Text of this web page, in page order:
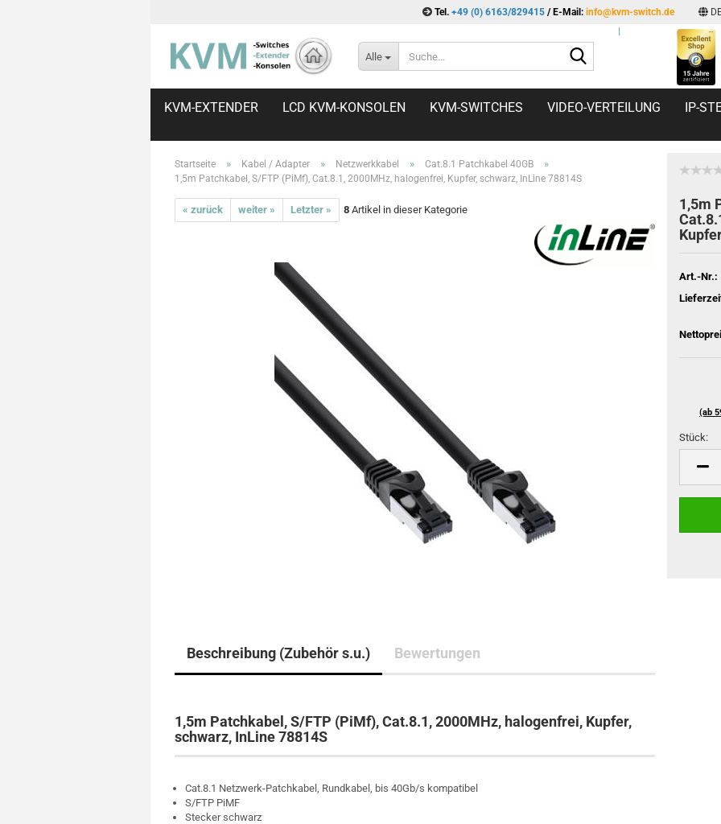
Tel. +49 (0) 6163/829415 / E-Mail: info@kvm-switch.de
Alle
KVM-EXTENDER LCD KVM-KONSOLEN KVM-SWITCHES VIDEO-VERTEILUNG IP-
Startseite » Kabel / Adapter » Netzwerkkabel » Cat.8.1 Patchkabel 40GB »
1,5m Patchkabel, S/FTP (PiMf), Cat.8.1, 2000MHz, halogenfrei, Kupfer, schwarz, InLine 78814S
« zurück weiter » Letzter » 8 Artikel in dieser Kategorie
1,5m
Art.-Nr.:
(ab
Stück:
Stück
Beschreibung (Zubehör s.u.) Bewertungen
1,5m Patchkabel, S/FTP (PiMf), Cat.8.1, 2000MHz, halogenfrei, Kupfer,
schwarz, InLine 78814S
Cat.8.1 Netzwerk-Patchkabel, Rundkabel, bis 40Gb/s kompatibel
S/FTP PiMF
Stecker schwarz